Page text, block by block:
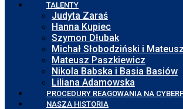
TALENTY
Judyta Zaraś
Hanna Kupiec
Szymon Dłubak
Michał Słobodziński i
Mateusz Paszkiewicz
Nikola Babska i Basia Basiów
Liliana Adamowska
PROCEDURY REAGOWANIA NA
NASZA HISTORIA